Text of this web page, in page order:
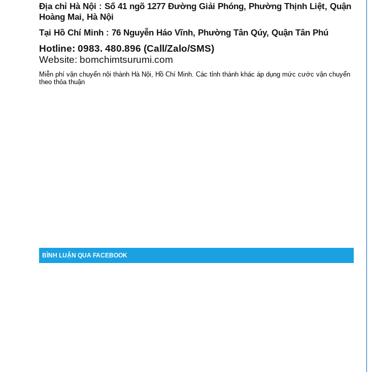
Địa chỉ Hà Nội : Số 41 ngõ 1277 Đường Giải Phóng, Phường Thịnh Liệt, Quận
Hoàng Mai, Hà Nội
Tại Hồ Chí Minh : 76 Nguyễn Háo Vĩnh, Phường Tân Qúy, Quận Tân Phú
Hotline: 0983. 480.896 (Call/Zalo/SMS)
Website: bomchimtsurumi.com
Miễn phí vận chuyển nội thành Hà Nội, Hồ Chí Minh . Các tỉnh thành khác áp dụng mức cước vận chuyển
theo thỏa thuận
BÌNH LUẬN QUA FACEBOOK